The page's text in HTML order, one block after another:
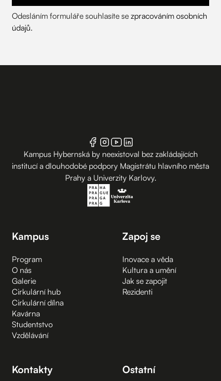
Odesláním formuláře souhlasíte se zpracováním osobních
údajů.
Kampus Hybernská by neexistoval bez zakládajících
institucí a dlouhodobé podpory Magistrátu hlavního města
Prahy a Univerzity Karlovy.
Kampus
Program
O nás
Galerie
Cirkulární hub
Cirkulární dílna
Kavárna
Studentstvo
Vzdělávání
Zapoj se
Inovace a věda
Kultura a umění
Jak se zapojit
Rezidenti
Kontakty Ostatní